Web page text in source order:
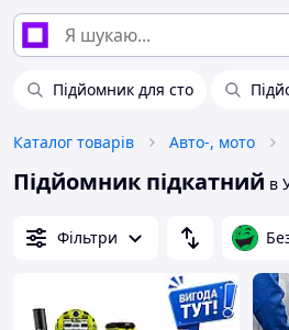
Підйомник для сто
Каталог товарів Авто-, мото
Підйомник підкатний в
Фільтри